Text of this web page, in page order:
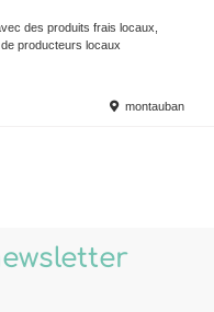
des produits frais locaux,
producteurs locaux
montauban